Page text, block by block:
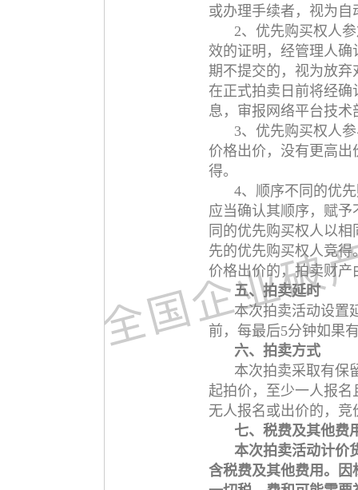
或办理手续者，视为
2、优先购买权人
效的证明，经管理人
期不提交的，视为放
在正式拍卖日前将经
息，审报网络平台技
3、优先购买权人
价格出价，没有更高
得。
4、顺序不同的优
应当确认其顺序，赋
同的优先购买权人以
先的优先购买权人竞
价格出价的，拍卖财
五、拍卖延时
本次拍卖活动设置
前，每最后5分钟如果
六、拍卖方式
本次拍卖采取有保
起拍价，至少一人报
无人报名或出价的，竞
七、税费及其他费
本次拍卖活动计价
含税费及其他费用。